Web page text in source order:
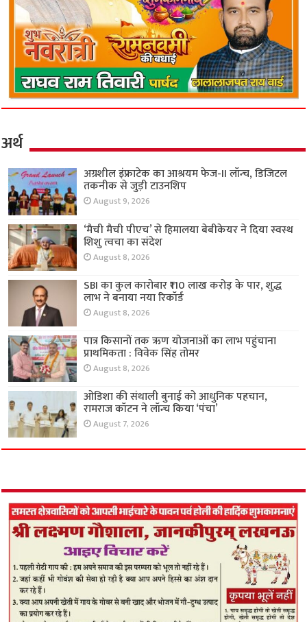
अर्थ
अग्रशील इंफ्राटेक का आश्रयम फेज-II लॉन्च, डिजिटल
तकनीक से जुड़ी टाउनशिप
August 9, 2026
‘मैची मैची पीएच’ से हिमालया बेबीकेयर ने दिया स्वस्थ
शिशु त्वचा का संदेश
August 8, 2026
SBI का कुल कारोबार ₹110 लाख करोड़ के पार, शुद्ध
लाभ ने बनाया नया रिकॉर्ड
August 8, 2026
पात्र किसानों तक ऋण योजनाओं का लाभ पहुंचाना
प्राथमिकता : विवेक सिंह तोमर
August 8, 2026
ओडिशा की संथाली बुनाई को आधुनिक पहचान,
रामराज कॉटन ने लॉन्च किया ‘पंचा’
August 7, 2026